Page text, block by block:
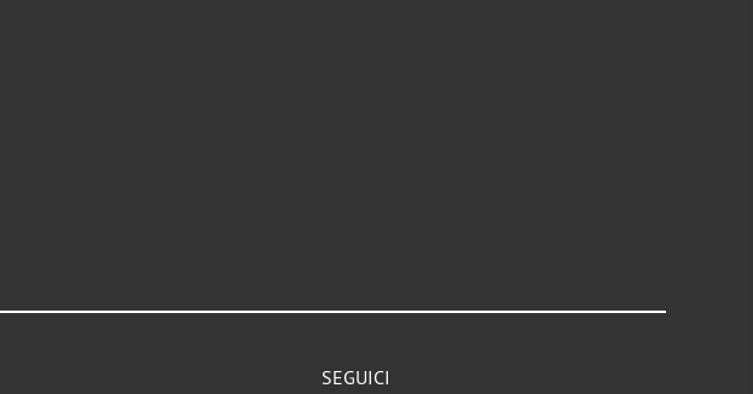
SEGUICI